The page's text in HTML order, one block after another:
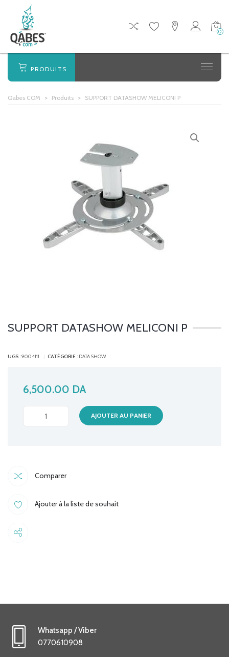
0
PRODUITS
Qabes COM > Produits > SUPPORT DATASHOW MELICONI P
SUPPORT DATASHOW MELICONI P
UGS :9004111 CATÉGORIE : DATA SHOW
6,500.00 DA
SUPPORT
DATASHOW
AJOUTER AU PANIER
Comparer
Ajouter à la liste de souhait
Whatsapp / Viber
0770610908